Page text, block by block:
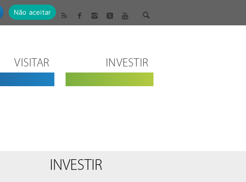
VISITAR INVESTIR
INVESTIR
Não aceitar